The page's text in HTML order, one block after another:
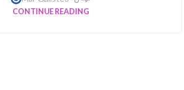
CONTINUE READING